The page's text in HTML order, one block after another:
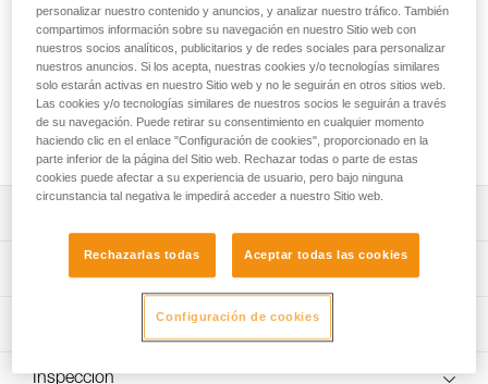
permiten organizar y asegurar su equipo. Sus diferentes
opciones de apertura le permiten acceder a lo que necesita
rápida y fácilmente. También puede abrirse totalmente y
colocarse en el suelo en el momento de la preparación,
antes de la intervención. Su construcción robusta, con lona
de TPU, con el fondo soldado y tejido reforzado, la convierte
en una bolsa diseñada para utilizaciones intensivas.
Comodidad y ergonomía de utilización:
- El porte es confortable gracias al acolchado de los
tirantes, del respaldo y de la cinta ventral.
- Los tirantes y las cintas, ventral y pectoral, son
regulables para adaptarse del mejor modo a su
Capacidad: 55 litros
Medidas: 75 x 35 x 24 cm
Peso: 2760 g
Información técnica
Inspección
personalizar nuestro contenido y anuncios, y analizar nuestro tráfico. También
compartimos información sobre su navegación en nuestro Sitio web con
nuestros socios analíticos, publicitarios y de redes sociales para personalizar
nuestros anuncios. Si los acepta, nuestras cookies y/o tecnologías similares
solo estarán activas en nuestro Sitio web y no le seguirán en otros sitios web.
Las cookies y/o tecnologías similares de nuestros socios le seguirán a través
de su navegación. Puede retirar su consentimiento en cualquier momento
haciendo clic en el enlace "Configuración de cookies", proporcionado en la
parte inferior de la página del Sitio web. Rechazar todas o parte de estas
cookies puede afectar a su experiencia de usuario, pero bajo ninguna
circunstancia tal negativa le impedirá acceder a nuestro Sitio web.
Rechazarlas todas Aceptar todas las cookies
Configuración de cookies